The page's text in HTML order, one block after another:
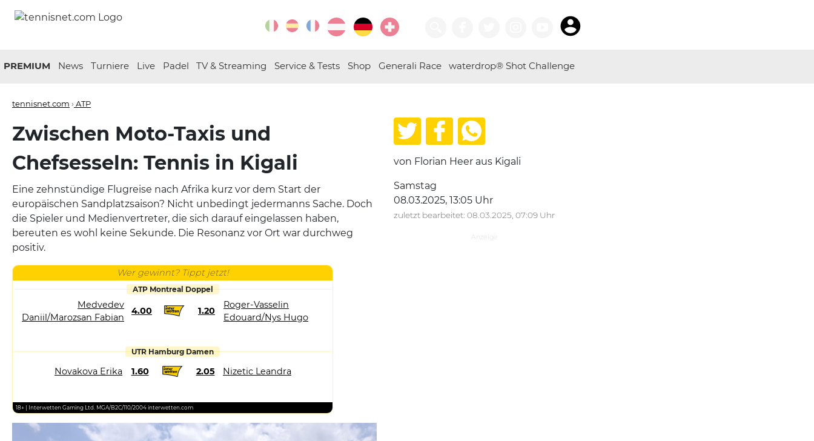
PREMIUM News Turniere Live Padel TV & Streaming Service & Tests Shop Generali Race waterdrop® Shot Challenge
tennisnet.com › ATP
Zwischen Moto-Taxis und
Chefsesseln: Tennis in Kigali
Eine zehnstündige Flugreise nach Afrika kurz vor dem Start der
europäischen Sandplatzsaison? Nicht unbedingt jedermanns Sache. Doch
die Spieler und Medienvertreter, die sich darauf eingelassen haben,
bereuten es wohl keine Sekunde. Die Resonanz vor Ort war durchweg
positiv.
Wer gewinnt? Tippt jetzt!
ATP Montreal Doppel
Medvedev
Daniil/Marozsan Fabian
4.00 1.20
Roger-Vasselin
Edouard/Nys Hugo
UTR Hamburg Damen
Novakova Erika 1.60 2.05 Nizetic Leandra
18+ | Interwetten Gaming Ltd. MGA/B2C/110/2004 interwetten.com
von Florian Heer aus Kigali
Samstag
08.03.2025, 13:05 Uhr
zuletzt bearbeitet: 08.03.2025, 07:09 Uhr